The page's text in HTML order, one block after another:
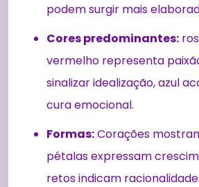
podem surgir mais
Cores predominantes:
vermelho representa
sinalizar idealização, azul
cura emocional.
Formas:Corações
pétalas expressam
retos indicam racionalidade.